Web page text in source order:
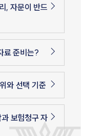
, 자문이 반드
료 준비는?
와 선택 기준
보험청구 자